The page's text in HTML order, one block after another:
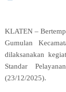
KLATEN –
Gumulan
dilaksanakan
Standar
(23/12/2025).